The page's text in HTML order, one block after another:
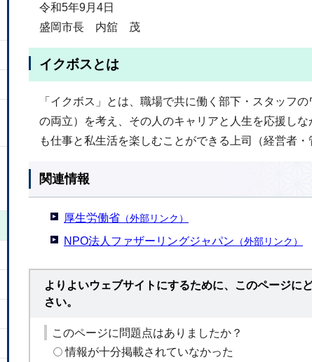
令和5年9月4日
盛岡市長 内舘 茂
イクボスとは
「イクボス」とは、職場で共に働く部下・スタッフ
の両立）を考え、その人のキャリアと人生を応援し
も仕事と私生活を楽しむことができる上司（経営者・
関連情報
厚生労働省 （外部リンク）
NPO法人ファザーリングジャパン （外部リンク）
よりよいウェブサイトにするために、このページに
さい。
このページに問題点はありましたか？
情報が十分掲載されていなかった